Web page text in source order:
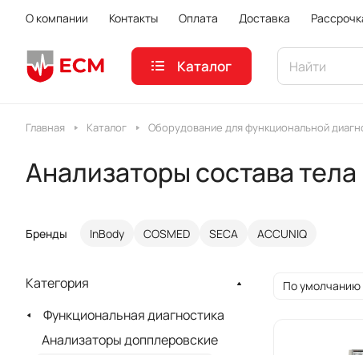
О компании Контакты Оплата Доставка
Каталог
Главная Каталог Оборудование для функциональной
Анализаторы состава
Бренды InBody COSMED SECA ACCUNIQ
По умолчанию
Категория
Функциональная диагностика
Анализаторы допплеровские